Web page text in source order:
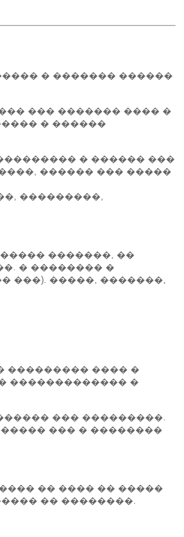
� ������� ������
��� ������� ���� �
� ������
� ������ ���
������ ��� �����
���������,
�������, ��
� �������� �
���). �����, �������,
��������� ���� �
������������� �
��� ���������.
��� � ��������
�� ���� �� �����
�� ��������.